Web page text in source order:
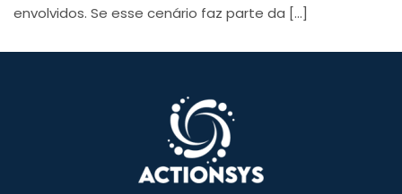
envolvidos. Se esse cenário faz parte da […]